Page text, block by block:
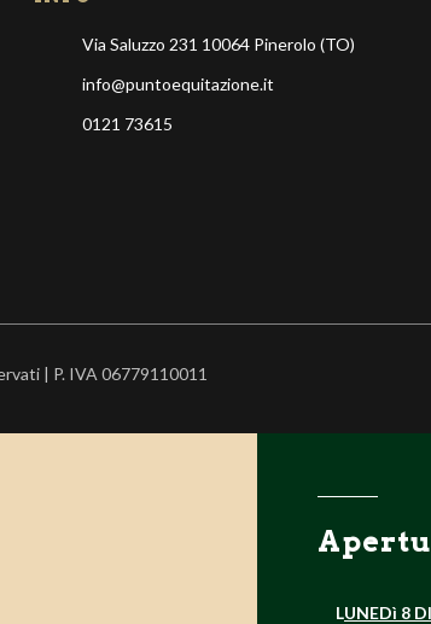
Via Saluzzo 231 10064 Pinerolo (TO)
info@puntoequitazione.it
0121 73615
| P. IVA 06779110011
LUNEDì 8